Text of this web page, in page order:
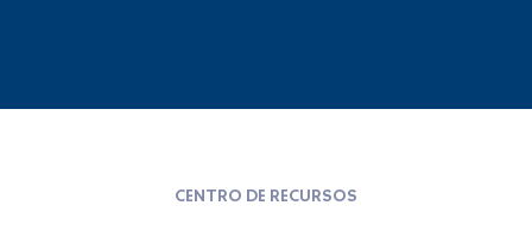
CENTRO DE RECURSOS